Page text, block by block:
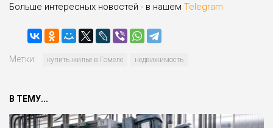
Больше интересных новостей - в нашем Telegram
Метки: купить жилье в Гомеле недвижимость
В ТЕМУ...